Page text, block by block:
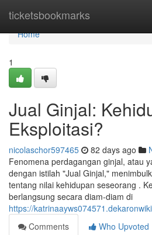
ticketsbookmarks
Home
Home
1
Jual Ginjal:
Eksploitasi?
nicolaschor597465 82 days ago
Fenomena perdagangan ginjal, atau
dengan istilah "Jual Ginjal,"
tentang nilai kehidupan seseorang .
berlangsung secara diam-diam di
https://
Comments
Who Upvoted